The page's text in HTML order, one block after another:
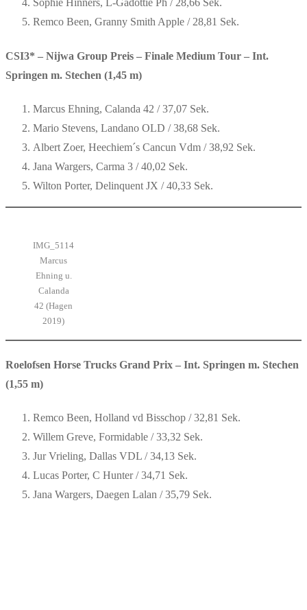
Sophie Hinners, L-Gadottie Ph / 28,66 Sek.
Remco Been, Granny Smith Apple / 28,81 Sek.
CSI3* – Nijwa Group Preis – Finale Medium Tour – Int.
Springen m. Stechen (1,45 m)
Marcus Ehning, Calanda 42 / 37,07 Sek.
Mario Stevens, Landano OLD / 38,68 Sek.
Albert Zoer, Heechiem´s Cancun Vdm / 38,92 Sek.
Jana Wargers, Carma 3 / 40,02 Sek.
Wilton Porter, Delinquent JX / 40,33 Sek.
IMG_5114
Marcus
Ehning u.
Calanda
42 (Hagen
2019)
Roelofsen Horse Trucks Grand Prix – Int. Springen m. Stechen
(1,55 m)
Remco Been, Holland vd Bisschop / 32,81 Sek.
Willem Greve, Formidable / 33,32 Sek.
Jur Vrieling, Dallas VDL / 34,13 Sek.
Lucas Porter, C Hunter / 34,71 Sek.
Jana Wargers, Daegen Lalan / 35,79 Sek.